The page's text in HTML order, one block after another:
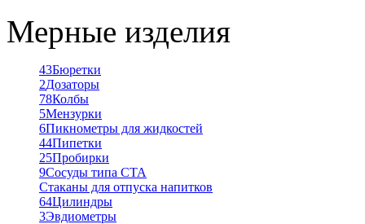
Мерные изделия
43Бюретки
2Дозаторы
78Колбы
5Мензурки
6Пикнометры для жидкостей
44Пипетки
25Пробирки
9Сосуды типа СТА
Стаканы для отпуска напитков
64Цилиндры
3Эвдиометры